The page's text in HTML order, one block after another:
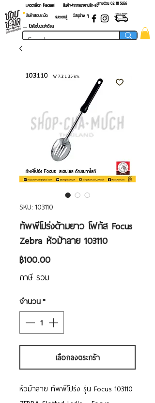
แคตตาล็อก โหลดเลย! สายด่วน 02 ​111 5656
สินค้าฝากขายราคาปลีก-ส่ง
สินค้าชอบชะมัด
หมวดหมู่
วัสดุต่าง ๆ
.... โปรโมชั่นประจำเดือน
SKU: 103110
ทัพพีโปร่งด้ามยาว โฟกัส Focus
Zebra หัวม้าลาย 103110
฿100.00ราคา
ภาษี รวม
จำนวน*
เลือกลงตระกร้า
หัวม้าลาย ทัพพีโปร่ง รุ่น Focus 103110